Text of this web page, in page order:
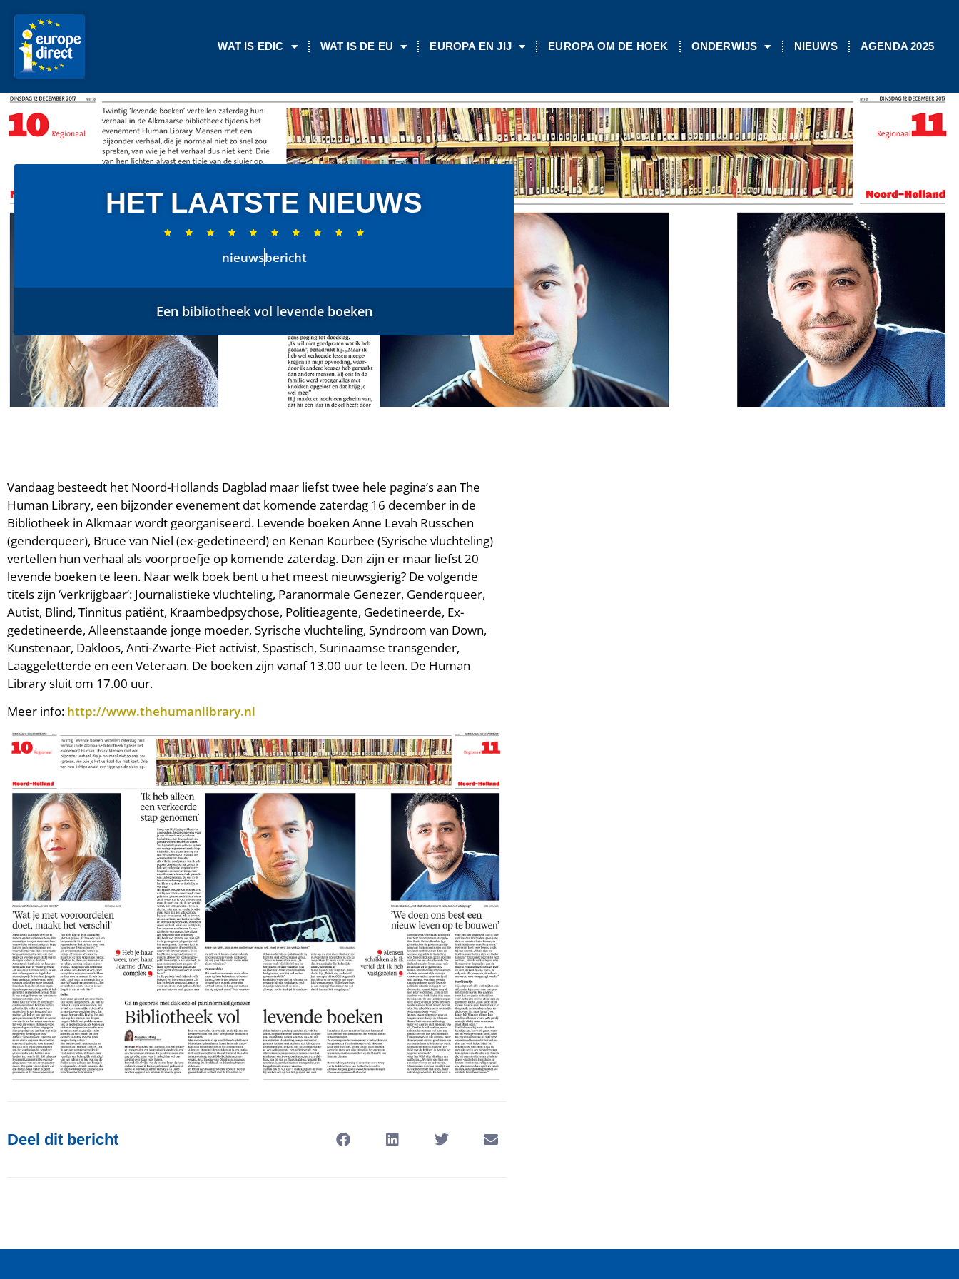
WAT IS EDIC WAT IS DE EU EUROPA EN JIJ EUROPA OM DE HOEK ONDERWIJS NIEUWS AGENDA 2025
HET LAATSTE NIEUWS
         
nieuwsbericht
Een bibliotheek vol levende boeken
Vandaag besteedt het Noord-Hollands Dagblad maar liefst twee hele pagina’s aan The
Human Library, een bijzonder evenement dat komende zaterdag 16 december in de
Bibliotheek in Alkmaar wordt georganiseerd. Levende boeken Anne Levah Russchen
(genderqueer), Bruce van Niel (ex-gedetineerd) en Kenan Kourbee (Syrische vluchteling)
vertellen hun verhaal als voorproefje op komende zaterdag. Dan zijn er maar liefst 20
levende boeken te leen. Naar welk boek bent u het meest nieuwsgierig? De volgende
titels zijn ‘verkrijgbaar’: Journalistieke vluchteling, Paranormale Genezer, Genderqueer,
Autist, Blind, Tinnitus patiënt, Kraambedpsychose, Politieagente, Gedetineerde, Ex-
gedetineerde, Alleenstaande jonge moeder, Syrische vluchteling, Syndroom van Down,
Kunstenaar, Dakloos, Anti-Zwarte-Piet activist, Spastisch, Surinaamse transgender,
Laaggeletterde en een Veteraan. De boeken zijn vanaf 13.00 uur te leen. De Human
Library sluit om 17.00 uur.
Meer info: http://www.thehumanlibrary.nl
Deel dit bericht